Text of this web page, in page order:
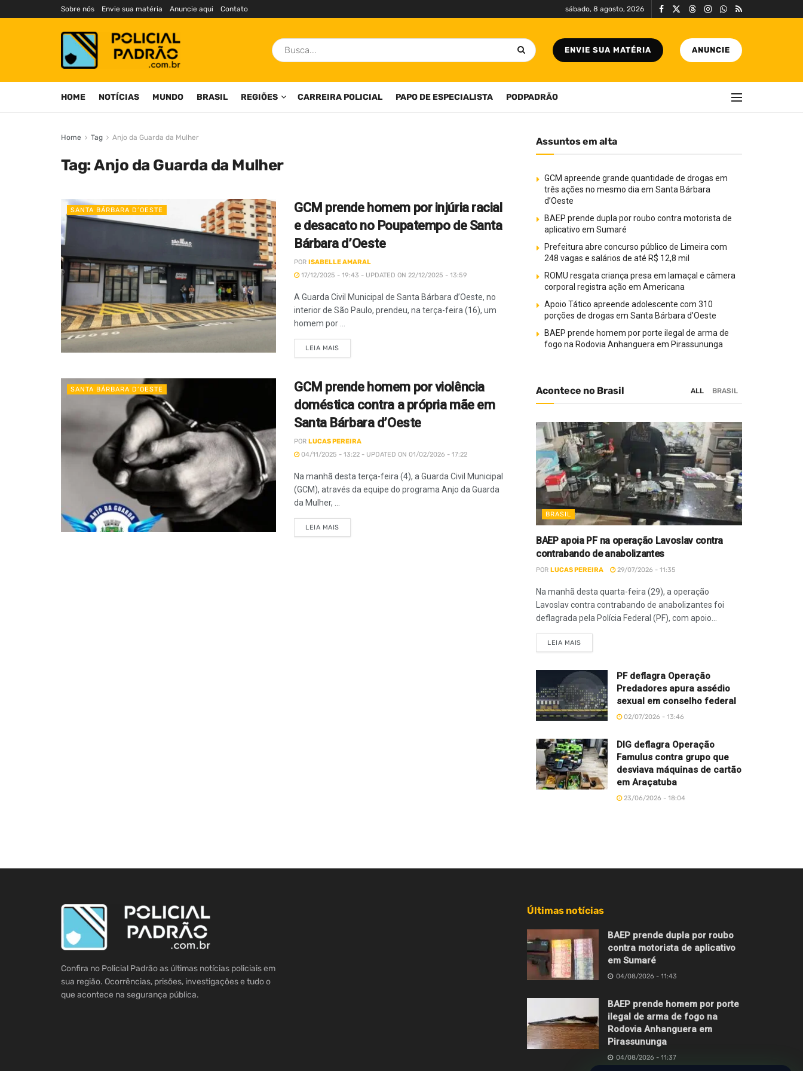
Sobre nós Envie sua matéria Anuncie aqui Contato sábado, 8 agosto, 2026
ENVIE SUA MATÉRIA ANUNCIE
HOME NOTÍCIAS MUNDO BRASIL REGIÕES CARREIRA POLICIAL PAPO DE ESPECIALISTA PODPADRÃO
Home Tag Anjo da Guarda da Mulher
Tag:Anjo da Guarda da Mulher
SANTA BÁRBARA D’OESTE
GCM prende homem por injúria racial
e desacato no Poupatempo de Santa
Bárbara d’Oeste
POR ISABELLE AMARAL
17/12/2025 - 19:43 - UPDATED ON 22/12/2025 - 13:59
A Guarda Civil Municipal de Santa Bárbara d’Oeste, no
interior de São Paulo, prendeu, na terça-feira (16), um
homem por ...
LEIA MAIS
SANTA BÁRBARA D’OESTE
GCM prende homem por violência
doméstica contra a própria mãe em
Santa Bárbara d’Oeste
POR LUCAS PEREIRA
04/11/2025 - 13:22 - UPDATED ON 01/02/2026 - 17:22
Na manhã desta terça-feira (4), a Guarda Civil Municipal
(GCM), através da equipe do programa Anjo da Guarda
da Mulher, ...
LEIA MAIS
Assuntos em alta
GCM apreende grande quantidade de drogas em
três ações no mesmo dia em Santa Bárbara
d’Oeste
BAEP prende dupla por roubo contra motorista de
aplicativo em Sumaré
Prefeitura abre concurso público de Limeira com
248 vagas e salários de até R$ 12,8 mil
ROMU resgata criança presa em lamaçal e câmera
corporal registra ação em Americana
Apoio Tático apreende adolescente com 310
porções de drogas em Santa Bárbara d’Oeste
BAEP prende homem por porte ilegal de arma de
fogo na Rodovia Anhanguera em Pirassununga
Acontece no Brasil ALL BRASIL
BRASIL
BAEP apoia PF na operação Lavoslav contra
contrabando de anabolizantes
POR LUCAS PEREIRA 29/07/2026 - 11:35
Na manhã desta quarta-feira (29), a operação
Lavoslav contra contrabando de anabolizantes foi
deflagrada pela Polícia Federal (PF), com apoio...
LEIA MAIS
PF deflagra Operação
Predadores apura assédio
sexual em conselho federal
02/07/2026 - 13:46
DIG deflagra Operação
Famulus contra grupo que
desviava máquinas de cartão
em Araçatuba
23/06/2026 - 18:04
Confira no Policial Padrão as últimas notícias policiais em
sua região. Ocorrências, prisões, investigações e tudo o
que acontece na segurança pública.
Últimas notícias
BAEP prende dupla por roubo
contra motorista de aplicativo
em Sumaré
04/08/2026 - 11:43
BAEP prende homem por porte
ilegal de arma de fogo na
Rodovia Anhanguera em
Pirassununga
04/08/2026 - 11:37